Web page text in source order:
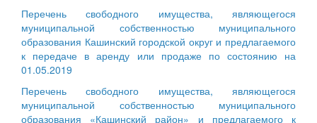
Перечень свободного имущества, являющегося
муниципальной собственностью муниципального
образования Кашинский городской округ и предлагаемого
к передаче в аренду или продаже по состоянию на
01.05.2019
Перечень свободного имущества, являющегося
муниципальной собственностью муниципального
образования «Кашинский район» и предлагаемого к